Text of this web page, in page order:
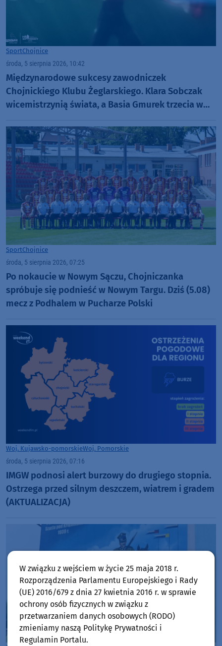
SportChojnice
środa, 5 sierpnia 2026, 10:42
Międzynarodowe sukcesy zawodniczek
Chojnickiego Klubu Żeglarskiego. Klara Sobczak
wicemistrzynią świata, a Basia Gmurek trzecia w
SportChojnice
środa, 5 sierpnia 2026, 07:25
Po nokaucie w Nowym Sączu, Chojniczanka
spróbuje się podnieść w Nowym Targu. Dziś (5.08)
mecz z Podhalem w Pucharze Polski
Woj. Kujawsko-pomorskieWoj. Pomorskie
środa, 5 sierpnia 2026, 07:16
IMGW podnosi alert burzowy do drugiego stopnia.
Ostrzega przed silnym deszczem, wiatrem i gradem
(AKTUALIZACJA)
W związku z wejściem w życie 25 maja 2018 r.
Rozporządzenia Parlamentu Europejskiego i Rady
(UE) 2016/679 z dnia 27 kwietnia 2016 r. w sprawie
ochrony osób fizycznych w związku z
przetwarzaniem danych osobowych (RODO)
zmieniamy naszą Politykę Prywatności i
Regulamin Portalu.